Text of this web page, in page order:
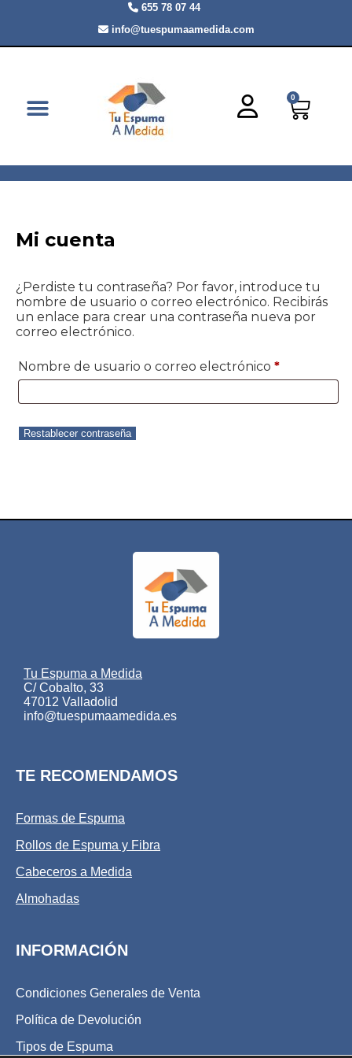
655 78 07 44
info@tuespumaamedida.com
0
Mi cuenta
¿Perdiste tu contraseña? Por favor, introduce tu
nombre de usuario o correo electrónico. Recibirás
un enlace para crear una contraseña nueva por
correo electrónico.
Nombre de usuario o correo electrónico *
Restablecer contraseña
Tu Espuma a Medida
C/ Cobalto, 33
47012 Valladolid
info@tuespumaamedida.es
TE RECOMENDAMOS
Formas de Espuma
Rollos de Espuma y Fibra
Cabeceros a Medida
Almohadas
INFORMACIÓN
Condiciones Generales de Venta
Política de Devolución
Tipos de Espuma